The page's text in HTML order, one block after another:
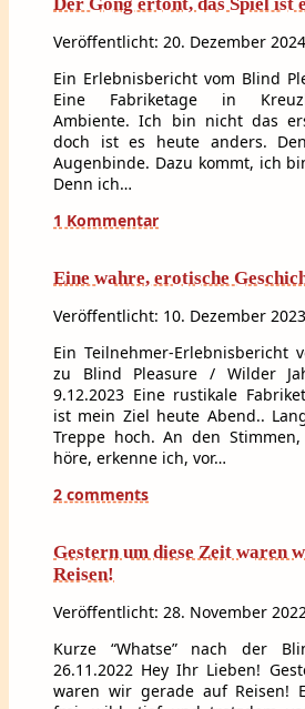
Veröffentlicht: 20. Dezember 2024
Ein Erlebnisbericht vom Blind
Eine Fabriketage in
Ambiente. Ich bin nicht das
doch ist es heute anders.
Augenbinde. Dazu kommt, ich
Denn ich…
1 Kommentar
Eine wahre, erotische
Veröffentlicht: 10. Dezember 2023
Ein Teilnehmer-Erlebnisbericht
zu Blind Pleasure / Wilder
9.12.2023 Eine rustikale
ist mein Ziel heute Abend..
Treppe hoch. An den
höre, erkenne ich, vor…
2 comments
Gestern um diese Zeit waren
Reisen!
Veröffentlicht: 28. November
Kurze “Whatse” nach der
26.11.2022 Hey Ihr Lieben!
waren wir gerade auf Reisen!